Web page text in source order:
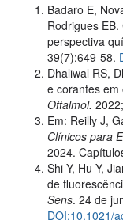
Badaro E,
Rodrigues
perspectiva
39(7):649-58.
Dhaliwal RS,
e corantes em
Oftalmol.
Em: Reilly J,
Clínicos para
2024.
Shi Y, Hu Y,
de
Sens. 24 de
DOI:10.1021/